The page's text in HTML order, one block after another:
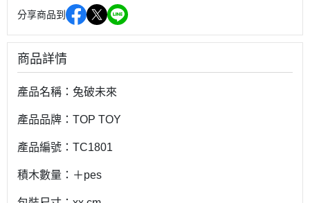
分享商品到
商品詳情
產品名稱：兔破未來
產品品牌：TOP TOY
產品編號：TC1801
積木數量：＋pes